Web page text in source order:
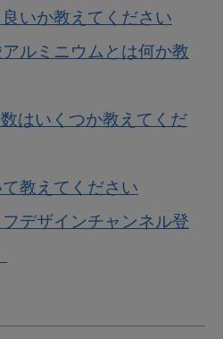
いか教えてください
ルミニウムとは何か教
はいくつか教えてくだ
教えてください
フデザインチャンネル登